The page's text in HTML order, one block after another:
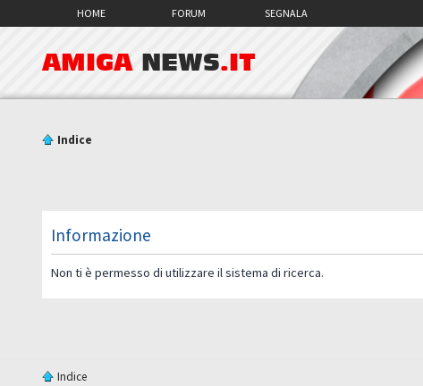
HOME FORUM SEGNALA
AMIGA NEWS.IT
Indice
Informazione
Non ti è permesso di utilizzare il sistema di ricerca.
Indice